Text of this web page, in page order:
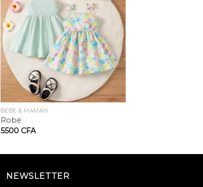
BÉBÉ & MAMAN
Robe
5500 CFA
NEWSLETTER